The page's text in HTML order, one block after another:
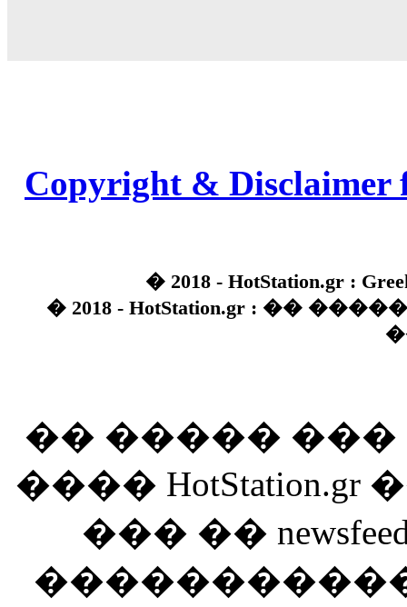
Copyright & Disclaimer
� 2018 - HotStation.gr :
� 2018 - HotStation.gr : ��
�� �����
����
��� ��